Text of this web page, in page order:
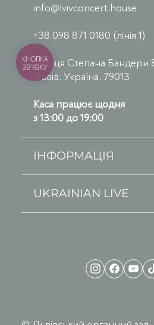
info@lvivconcert.house
+38 098 871 0180 (лінія 1)
вулиця Степана Бандери
Львів, Україна, 79013
Каса працює щодня
з 13:00 до 19:00
ІНФОРМАЦІЯ
UKRAINIAN LIVE
КНОПКА
ЗВ'ЯЗКУ